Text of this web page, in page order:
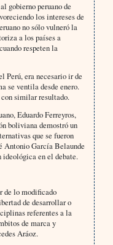
gobierno peruano de
los intereses de
no sólo vulneró la
a los países a
respeten la
Perú, era necesario ir de
se ventila desde enero.
similar resultado.
Eduardo Ferreyros,
boliviana demostró un
que se fueron
Antonio García Belaunde
en el debate.
de lo modificado
de desarrollar o
referentes a la
de marca y
Aráoz.